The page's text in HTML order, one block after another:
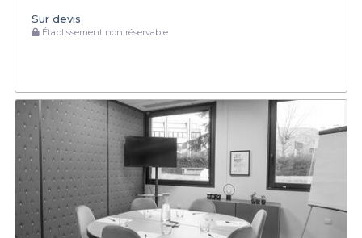
Sur devis
Établissement non réservable